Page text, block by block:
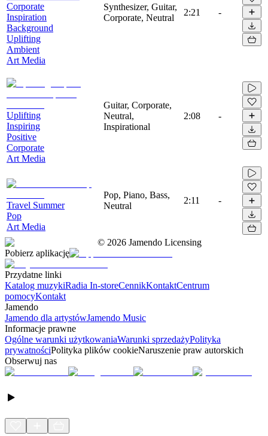
Corporate
Inspiration
Background
Uplifting
Ambient
Art Media
Synthesizer, Guitar,
Corporate, Neutral
2:21 -
Uplifting
Inspiring
Positive
Corporate
Art Media
Guitar, Corporate,
Neutral,
Inspirational
2:08 -
Travel Summer
Pop
Art Media
Pop, Piano, Bass,
Neutral
2:11 -
© 2026 Jamendo Licensing
Pobierz aplikację
Przydatne linki
Katalog muzykiRadia In-storeCennikKontaktCentrum
pomocyKontakt
Jamendo
Jamendo dla artystówJamendo Music
Informacje prawne
Ogólne warunki użytkowaniaWarunki sprzedażyPolityka
prywatnościPolityka plików cookieNaruszenie praw autorskich
Obserwuj nas